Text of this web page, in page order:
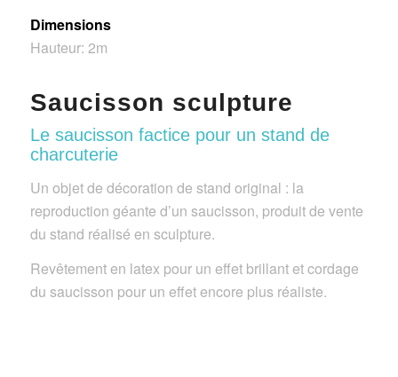
Dimensions
Hauteur: 2m
Saucisson sculpture
Le saucisson factice pour un stand de
charcuterie
Un objet de décoration de stand original : la
reproduction géante d’un saucisson, produit de vente
du stand réalisé en sculpture.
Revêtement en latex pour un effet brillant et cordage
du saucisson pour un effet encore plus réaliste.